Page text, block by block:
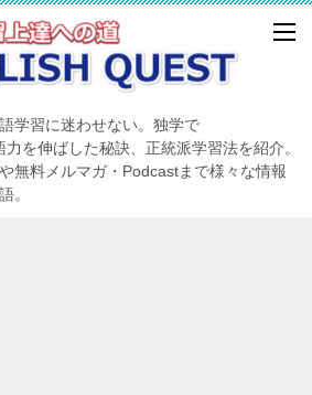
学習に迷わせない。独学で
を伸ばした秘訣、正統派学習法を紹介。
無料メルマガ・Podcastまで様々な情報
。